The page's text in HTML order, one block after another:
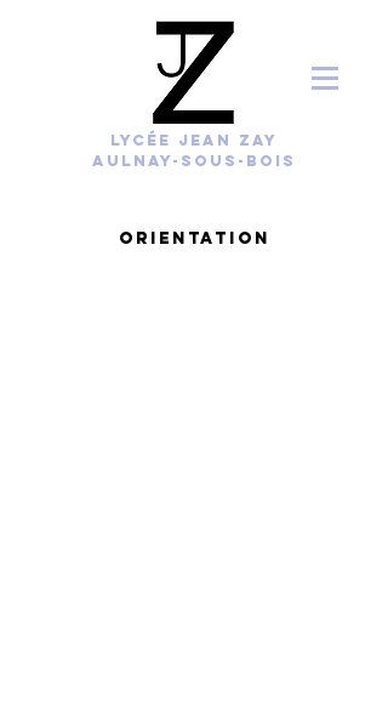
lycée jean zay
AULNAY-sous-bois
orientation